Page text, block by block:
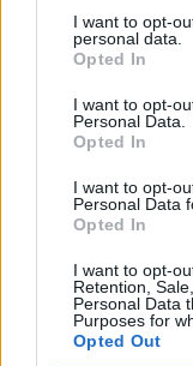
I want to opt-
personal data.
Opted In
I want to opt-
Personal Data.
Opted In
I want to opt-
Personal Data
Opted In
I want to opt-
Retention,
Personal Data
Purposes for
Opted Out